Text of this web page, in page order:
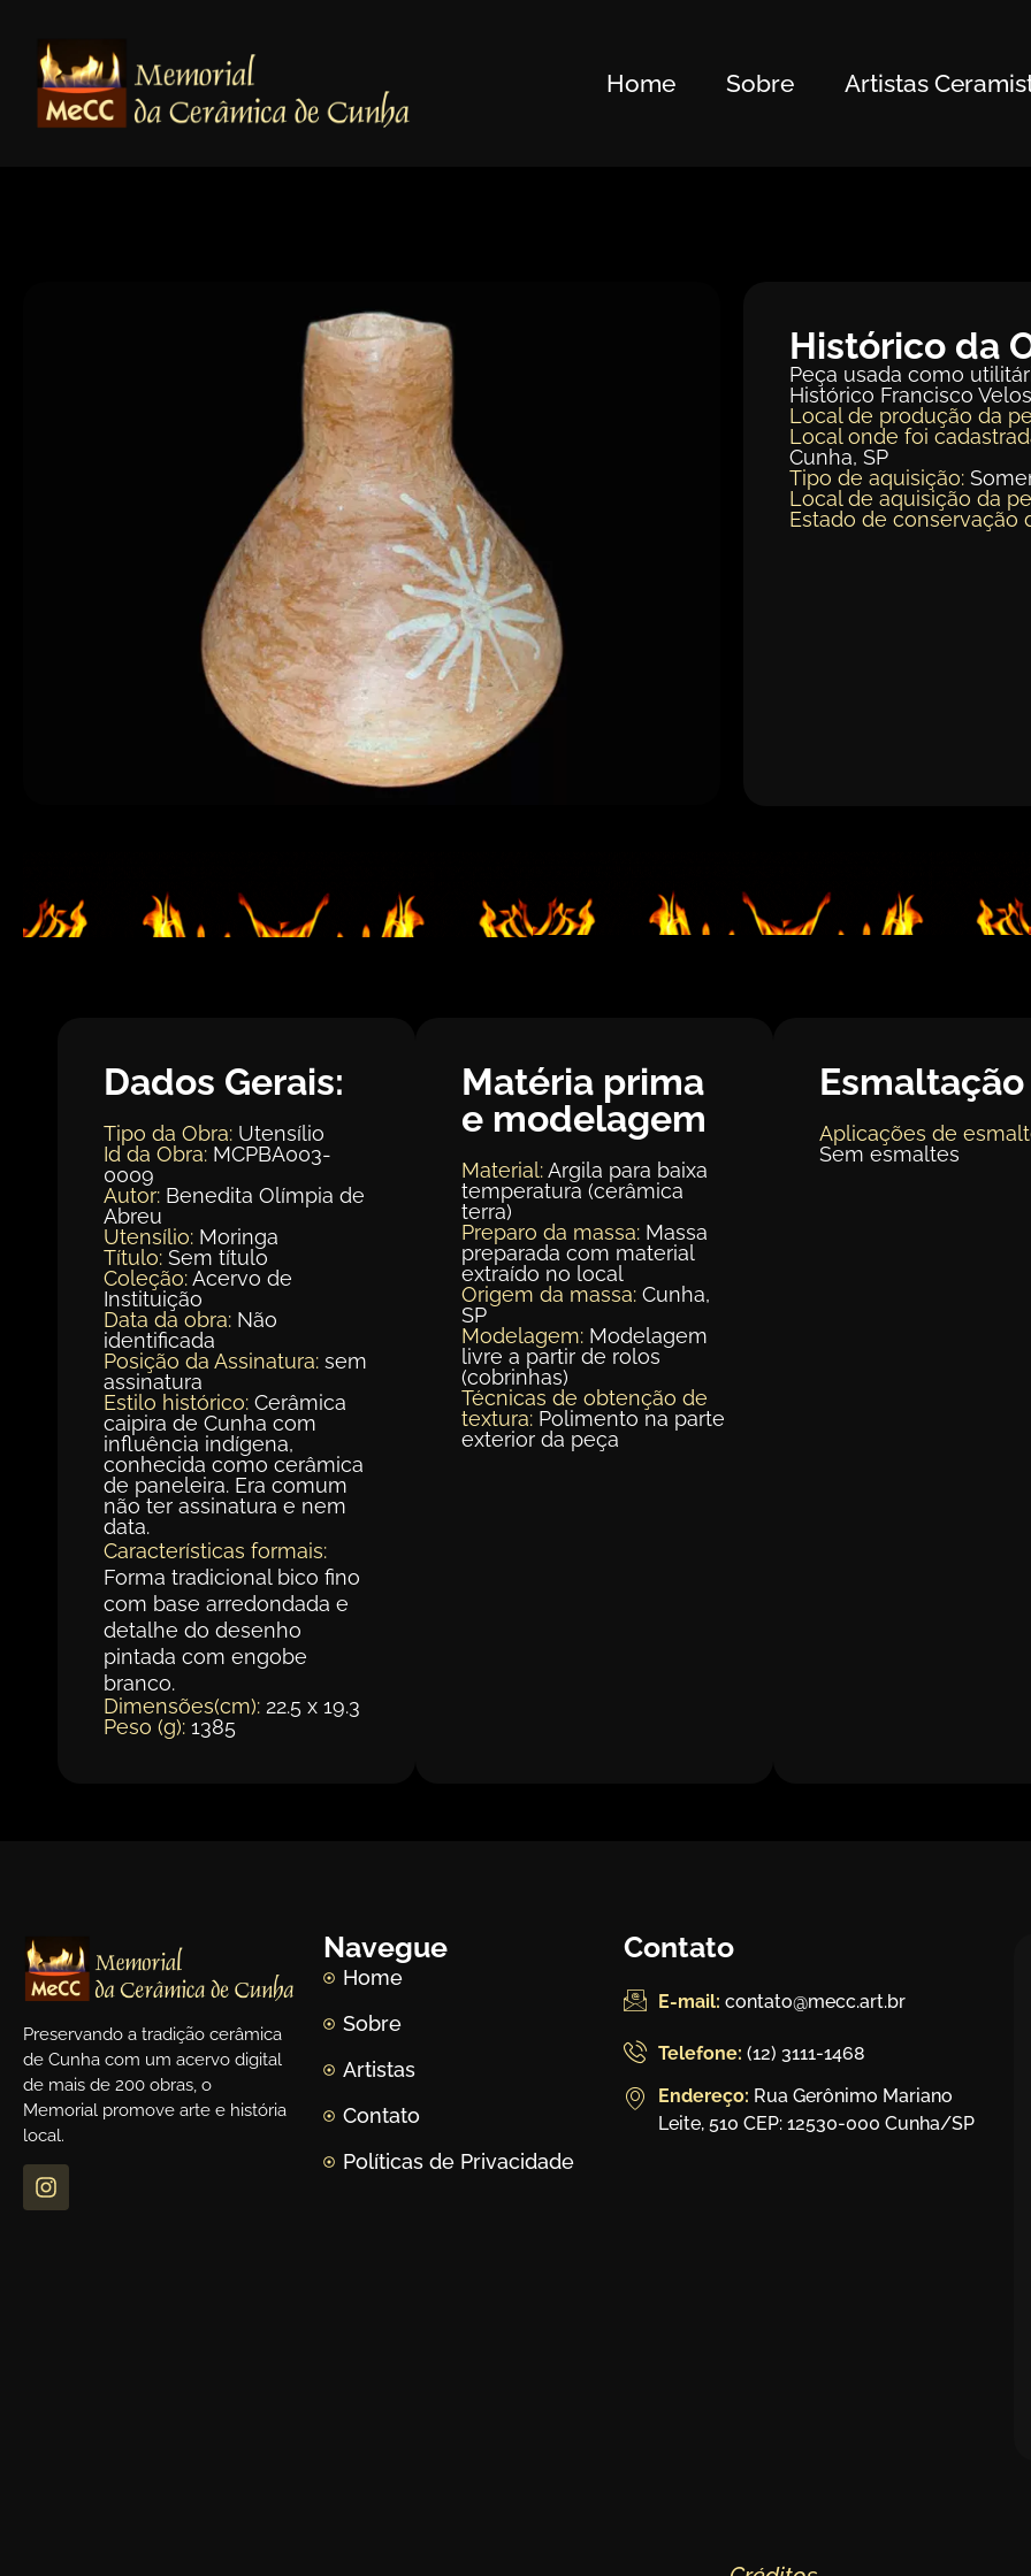
Home Sobre Artistas
Histórico da
Peça usada como
Histórico Francisco
Local de produção da
Local onde foi
Cunha, SP
Tipo de aquisição:
Local de aquisição da
Estado de conservação
Dados Gerais:
Tipo da Obra: Utensílio
Id da Obra: MCPBA003-
0009
Autor: Benedita Olímpia de
Abreu
Utensílio: Moringa
Título: Sem título
Coleção:Acervo de
Instituição
Data da obra: Não
identificada
Posição da Assinatura: sem
assinatura
Estilo histórico: Cerâmica
caipira de Cunha com
influência indígena,
conhecida como cerâmica
de paneleira. Era comum
não ter assinatura e nem
data.
Características formais:
Forma tradicional bico fino
com base arredondada e
detalhe do desenho
pintada com engobe
branco.
Dimensões(cm): 22.5 x 19.3
Peso (g): 1385
Matéria prima
e modelagem
Material:Argila para baixa
temperatura (cerâmica
terra)
Preparo da massa: Massa
preparada com material
extraído no local
Origem da massa: Cunha,
SP
Modelagem: Modelagem
livre a partir de rolos
(cobrinhas)
Técnicas de obtenção de
textura: Polimento na parte
exterior da peça
Esmaltação
Aplicações de
Sem esmaltes
Preservando a tradição cerâmica
de Cunha com um acervo digital
de mais de 200 obras, o
Memorial promove arte e história
local.
Navegue
Home
Sobre
Artistas
Contato
Políticas de Privacidade
Contato
E-mail: contato@mecc.art.br
Telefone: (12) 3111-1468
Endereço: Rua Gerônimo Mariano
Leite, 510 CEP: 12530-000 Cunha/SP